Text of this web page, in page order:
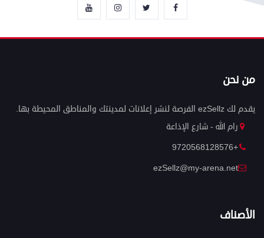
من نحن
يقدم لك ezSellz الفرصة لنشر إعلانات لمدينتك والمناطق المحيطة بها.
رام الله - شارع الإذاعة
+9720568128576
ezSellz@my-arena.net
الأصناف